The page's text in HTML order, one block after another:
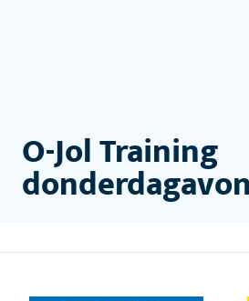
O-Jol Training